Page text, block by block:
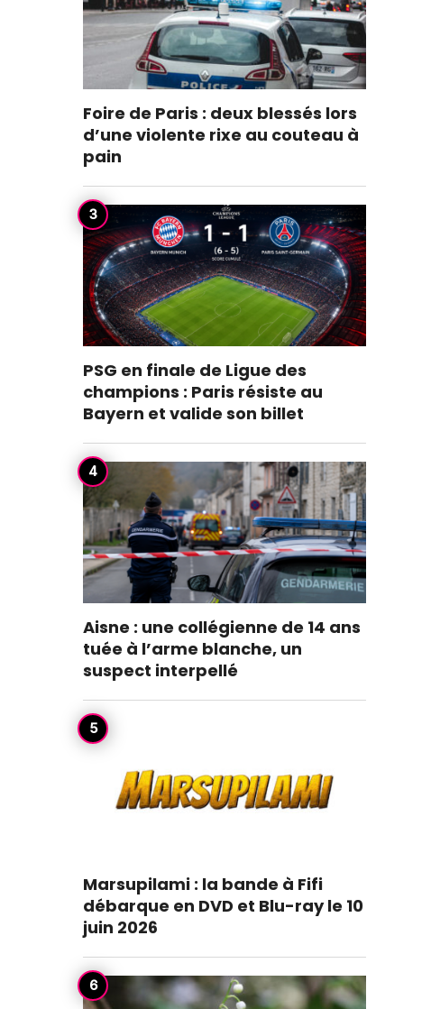
Foire de Paris : deux blessés lors
d’une violente rixe au couteau à
pain
PSG en finale de Ligue des
champions : Paris résiste au
Bayern et valide son billet
Aisne : une collégienne de 14 ans
tuée à l’arme blanche, un
suspect interpellé
Marsupilami : la bande à Fifi
débarque en DVD et Blu-ray le 10
juin 2026